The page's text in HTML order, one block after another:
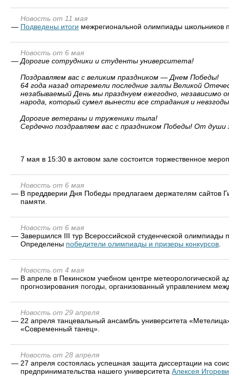
Новость от 11 мая
— Подведены итоги межрегиональной олимпиады школьников
Новость от 6 мая
— Дорогие сотрудники и студенты университета!
Поздравляем вас с великим праздником — Днем Победы!
64 года назад отгремели последние залпы Великой
незабываемый День мы празднуем ежегодно, независимо
народа, который сумел вынести все страдания и
Дорогие ветераны и труженики тыла!
Сердечно поздравляем вас с праздником Победы! От
7 мая в 15:30 в актовом зале состоится торжественное
Новость от 6 мая
— В преддверии Дня Победы предлагаем держателям сайтов
памяти.
Новость от 6 мая
— Завершился III тур Всероссийской студенческой олимпиады
Определены победители олимпиады и призеры конкурсов
Новость от 4 мая
— В апреле в Пекинском учебном центре метеорологической
прогнозирования погоды, организованный управлением
Новость от 29 апреля
— 22 апреля танцевальный ансамбль университета
«Современный танец».
Новость от 28 апреля
— 27 апреля состоялась успешная защита диссертации на
предпринимательства нашего университета Алексея